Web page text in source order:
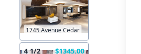
1745 Avenue Cedar
4 1/2 $1345.00